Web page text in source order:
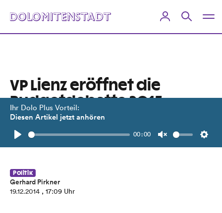
Ihr Dolo Plus Vorteil:
Diesen Artikel jetzt anhören
Play
00:00
Unmute
VP Lienz eröffnet die
Budgetdebatte 2015
Budgetsitzung am 22. Dezember mit
brisanten Themen.
Politik
Gerhard Pirkner
19.12.2014 , 17:09 Uhr